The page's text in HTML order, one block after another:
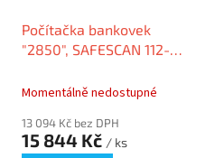
Počítačka bankovek
"2850", SAFESCAN 112-
Momentálně nedostupné
13 094 Kč bez DPH
15 844 Kč / ks